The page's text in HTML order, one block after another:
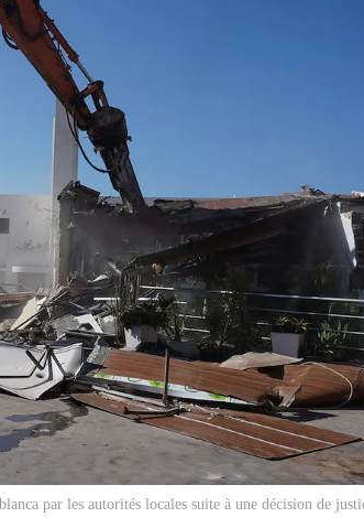
par les autorités locales suite à une décision de